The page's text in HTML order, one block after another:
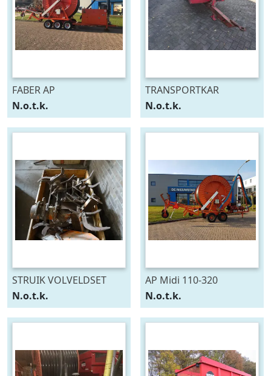
FABER AP
N.o.t.k.
TRANSPORTKAR
N.o.t.k.
STRUIK VOLVELDSET
N.o.t.k.
AP Midi 110-320
N.o.t.k.